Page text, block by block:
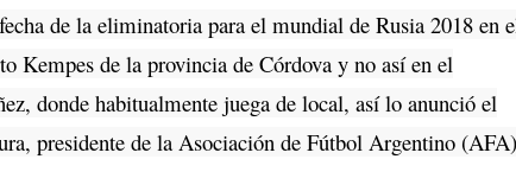
de la eliminatoria para el mundial de Rusia 2018 en
Kempes de la provincia de Córdova y no así en el
donde habitualmente juega de local, así lo anunció el
presidente de la Asociación de Fútbol Argentino